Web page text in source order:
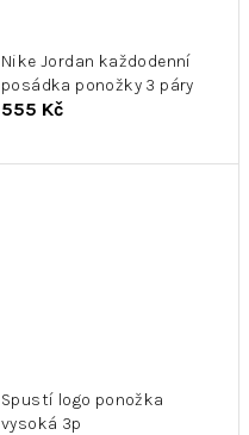
Nike Jordan každodenní
posádka ponožky 3 páry
555 Kč
Spustí logo ponožka
vysoká 3p